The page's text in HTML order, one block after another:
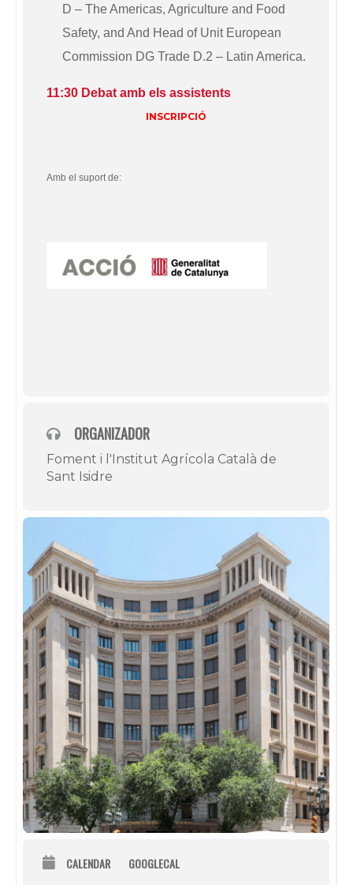
D – The Americas, Agriculture and Food
Safety, and And Head of Unit European
Commission DG Trade D.2 – Latin America.
11:30 Debat amb els assistents
INSCRIPCIÓ
Amb el suport de:
ORGANIZADOR
Foment i l'Institut Agrícola Català de
Sant Isidre
CALENDAR GOOGLECAL